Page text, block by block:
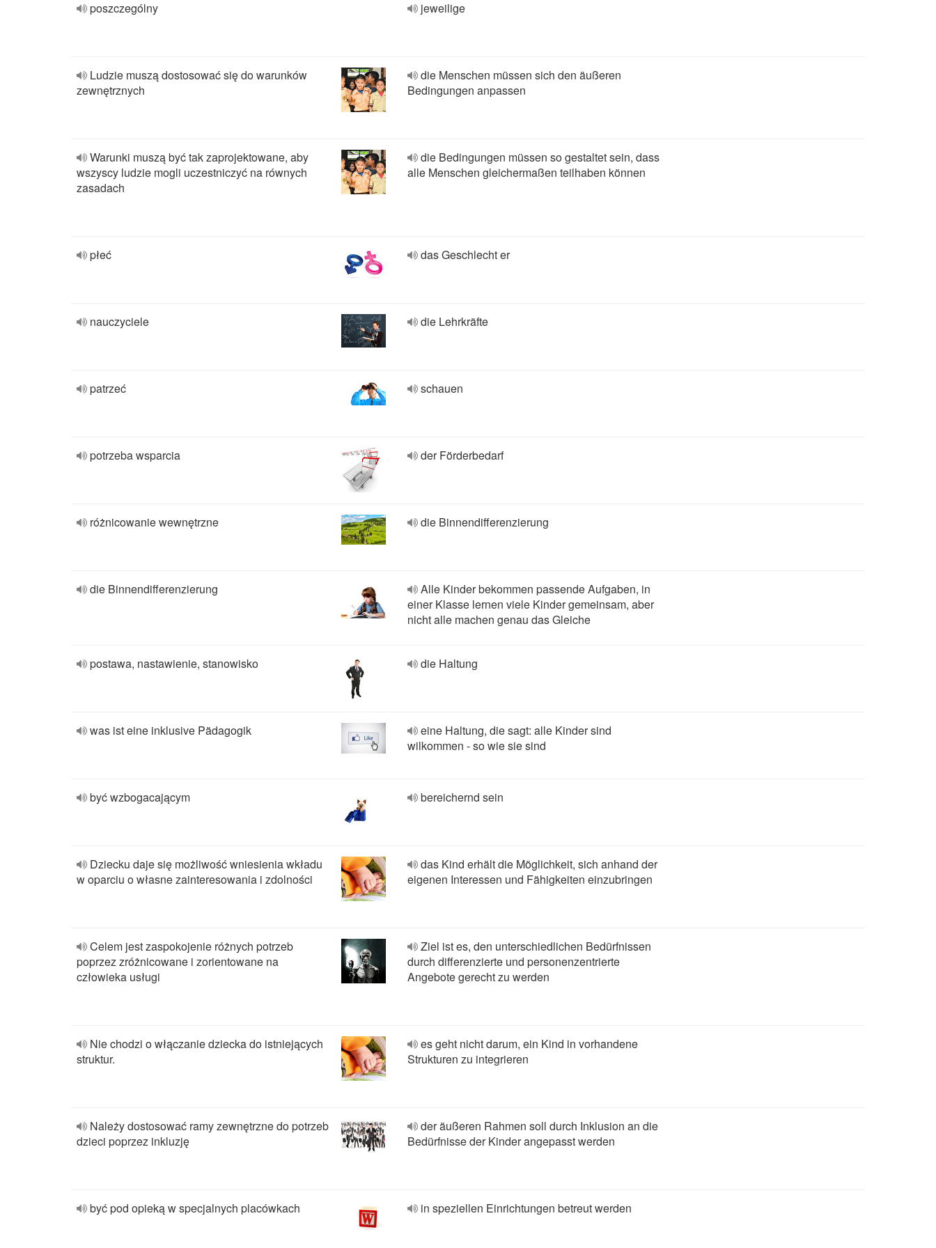
poszczególny jeweilige
Ludzie muszą dostosować się do warunków
zewnętrznych
die Menschen müssen sich den äußeren
Bedingungen anpassen
Warunki muszą być tak zaprojektowane, aby
wszyscy ludzie mogli uczestniczyć na równych
zasadach
die Bedingungen müssen so gestaltet sein, dass
alle Menschen gleichermaßen teilhaben können
płeć das Geschlecht er
nauczyciele die Lehrkräfte
patrzeć schauen
potrzeba wsparcia der Förderbedarf
różnicowanie wewnętrzne die Binnendifferenzierung
die Binnendifferenzierung
Alle Kinder bekommen passende Aufgaben, in
einer Klasse lernen viele Kinder gemeinsam, aber
nicht alle machen genau das Gleiche
postawa, nastawienie, stanowisko die Haltung
was ist eine inklusive Pädagogik
eine Haltung, die sagt: alle Kinder sind
wilkommen - so wie sie sind
być wzbogacającym bereichernd sein
Dziecku daje się możliwość wniesienia wkładu
w oparciu o własne zainteresowania i zdolności
das Kind erhält die Möglichkeit, sich anhand der
eigenen Interessen und Fähigkeiten einzubringen
Celem jest zaspokojenie różnych potrzeb
poprzez zróżnicowane i zorientowane na
człowieka usługi
Ziel ist es, den unterschiedlichen Bedürfnissen
durch differenzierte und personenzentrierte
Angebote gerecht zu werden
Nie chodzi o włączanie dziecka do istniejących
struktur.
es geht nicht darum, ein Kind in vorhandene
Strukturen zu integrieren
Należy dostosować ramy zewnętrzne do potrzeb
dzieci poprzez inkluzję
der äußeren Rahmen soll durch Inklusion an die
Bedürfnisse der Kinder angepasst werden
być pod opieką w specjalnych placówkach in speziellen Einrichtungen betreut werden